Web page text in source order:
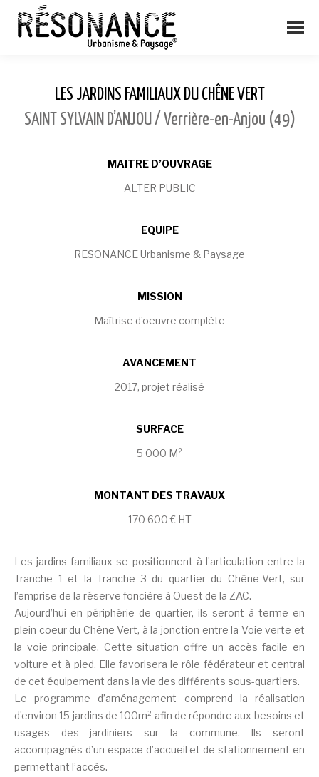
LES JARDINS FAMILIAUX DU CHÊNE VERT
SAINT SYLVAIN D’ANJOU / Verrière-en-Anjou (49)
MAITRE D’OUVRAGE
ALTER PUBLIC
EQUIPE
RESONANCE Urbanisme & Paysage
MISSION
Maîtrise d’oeuvre complète
AVANCEMENT
2017, projet réalisé
SURFACE
5 000 M²
MONTANT DES TRAVAUX
170 600 € HT
Les jardins familiaux se positionnent à l’articulation entre la
Tranche 1 et la Tranche 3 du quartier du Chêne-Vert, sur
l’emprise de la réserve foncière à Ouest de la ZAC.
Aujourd’hui en périphérie de quartier, ils seront à terme en
plein coeur du Chêne Vert, à la jonction entre la Voie verte et
la voie principale. Cette situation offre un accès facile en
voiture et à pied. Elle favorisera le rôle fédérateur et central
de cet équipement dans la vie des différents sous-quartiers.
Le programme d’aménagement comprend la réalisation
d’environ 15 jardins de 100m² afin de répondre aux besoins et
usages des jardiniers sur la commune. Ils seront
accompagnés d’un espace d’accueil et de stationnement en
permettant l’accès.